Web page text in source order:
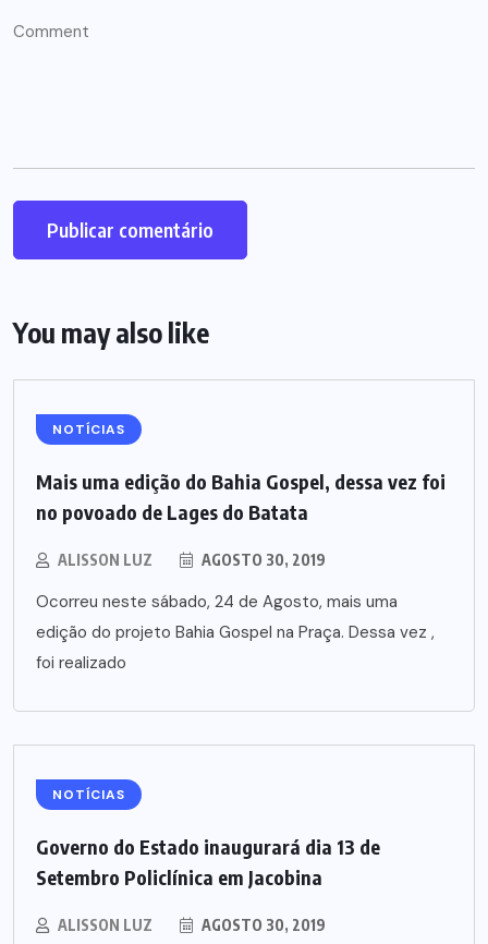
You may also like
NOTÍCIAS
Mais uma edição do Bahia Gospel, dessa vez foi
no povoado de Lages do Batata
ALISSON LUZ AGOSTO 30, 2019
Ocorreu neste sábado, 24 de Agosto, mais uma
edição do projeto Bahia Gospel na Praça. Dessa vez ,
foi realizado
NOTÍCIAS
Governo do Estado inaugurará dia 13 de
Setembro Policlínica em Jacobina
ALISSON LUZ AGOSTO 30, 2019